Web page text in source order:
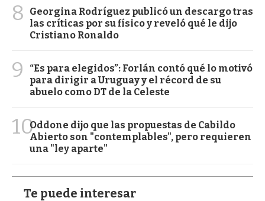
8
Georgina Rodríguez publicó un descargo tras
las críticas por su físico y reveló qué le dijo
Cristiano Ronaldo
9
“Es para elegidos”: Forlán contó qué lo motivó
para dirigir a Uruguay y el récord de su
abuelo como DT de la Celeste
10Oddone dijo que las propuestas de Cabildo
Abierto son "contemplables", pero requieren
una "ley aparte"
Te puede interesar